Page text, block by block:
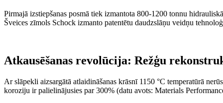
Pirmajā izstiepšanas posmā tiek izmantota 800-1200 tonnu
Šveices zīmols Schock izmanto patentētu daudzslāņu veidņu
Atkausēšanas revolūcija: Režģu
Ar slāpekli aizsargātā atlaidināšanas krāsnī 1150 °C temperatūrā
koroziju ir palielinājusies par 300% (datu avots: Materials